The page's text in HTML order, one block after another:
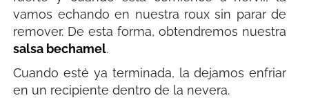
vamos echando en nuestra roux sin parar de
remover. De esta forma, obtendremos nuestra
salsa bechamel.
Cuando esté ya terminada, la dejamos enfriar
en un recipiente dentro de la nevera.